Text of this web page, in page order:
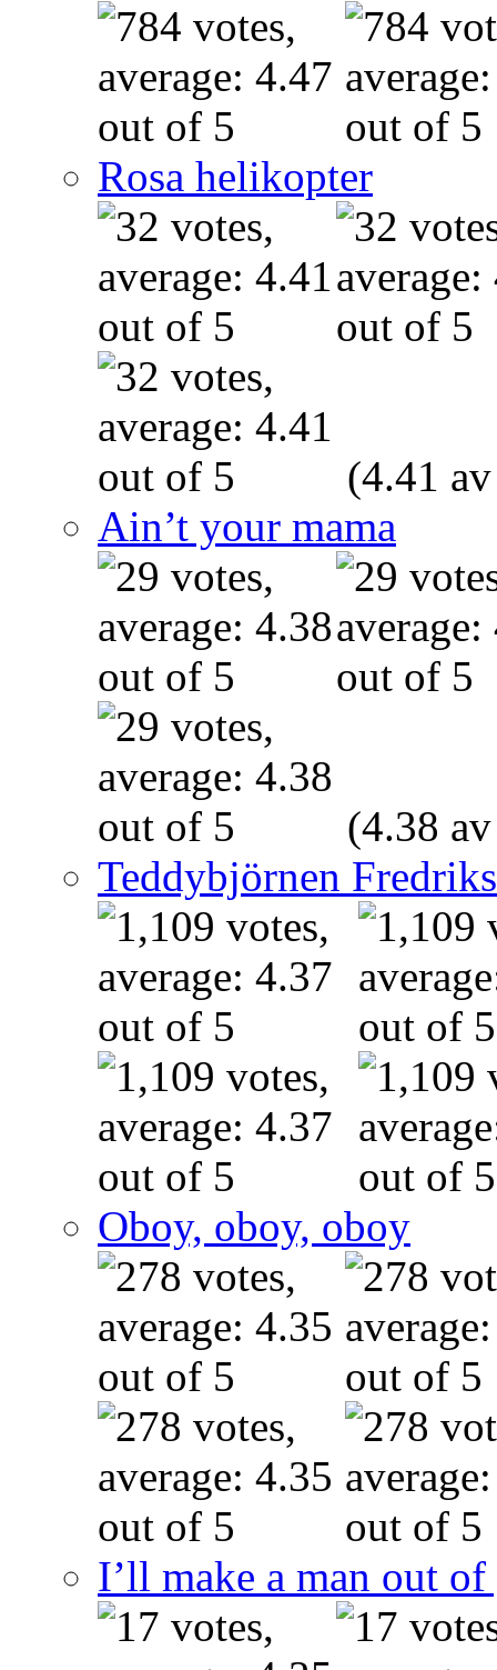
Rosa helikopter
(4.41
Ain’t your mama
(4.38
Teddybjörnen
Oboy, oboy, oboy
I’ll make a man out